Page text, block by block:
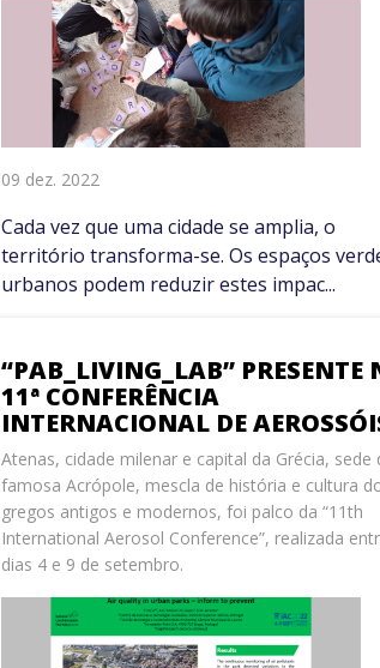
09 dez. 2022
Cada vez que uma cidade se amplia, o
território transforma-se. Os espaços
urbanos podem reduzir estes impac...
“PAB_LIVING_LAB” PRESENTE
11ª CONFERÊNCIA
INTERNACIONAL DE
Atenas, cidade milenar e capital da Grécia, sede
famosa Acrópole, mescla de história e cultura
gregos antigos e modernos, foi palco da “11th
International Aerosol Conference”, realizada
dias 4 e 9 de setembro.